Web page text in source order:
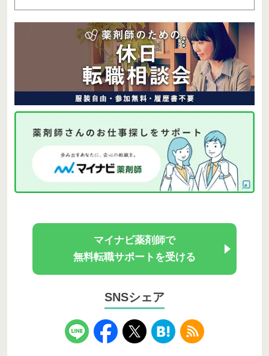
マイナビ薬剤師で
無料転職サポートを受ける
SNSシェア